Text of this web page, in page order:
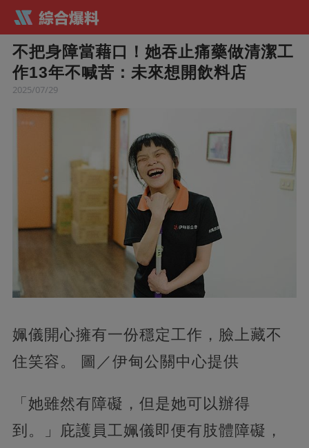
不把身障當藉口！她吞止痛藥做清潔工
作13年不喊苦：未來想開飲料店
2025/07/29
姵儀開心擁有一份穩定工作，臉上藏不
住笑容。 圖／伊甸公關中心提供
「她雖然有障礙，但是她可以辦得
到。」庇護員工姵儀即便有肢體障礙，